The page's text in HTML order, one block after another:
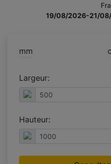
19/08/2026-21/
mm
Largeur:
Hauteur: